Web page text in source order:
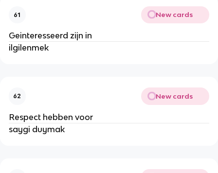
61 New cards
Geinteresseerd zijn in
ilgilenmek
62 New cards
Respect hebben voor
saygi duymak